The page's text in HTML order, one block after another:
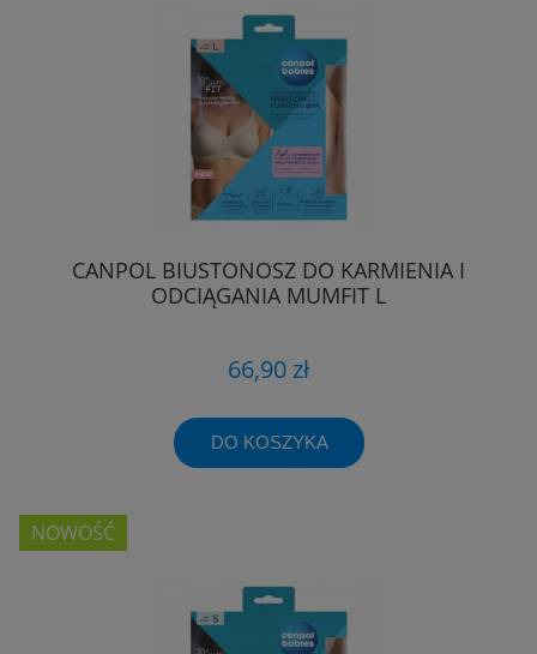
CANPOL BIUSTONOSZ DO KARMIENIA I
ODCIĄGANIA MUMFIT L
66,90 zł
DO KOSZYKA
NOWOŚĆ